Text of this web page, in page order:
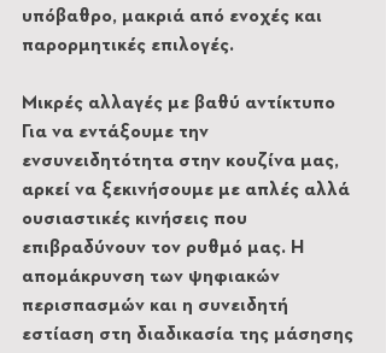
υπόβαθρο, μακριά από ενοχές και
παρορμητικές επιλογές.
Μικρές αλλαγές με βαθύ αντίκτυπο
Για να εντάξουμε την
ενσυνειδητότητα στην κουζίνα μας,
αρκεί να ξεκινήσουμε με απλές αλλά
ουσιαστικές κινήσεις που
επιβραδύνουν τον ρυθμό μας. Η
απομάκρυνση των ψηφιακών
περισπασμών και η συνειδητή
εστίαση στη διαδικασία της μάσησης